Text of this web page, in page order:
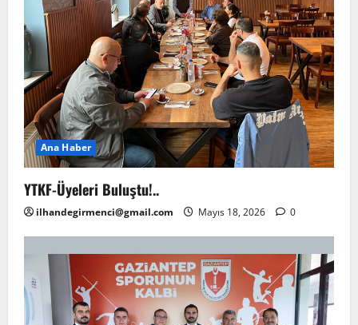
Ana Haber
YTKF-Üyeleri Buluştu!..
ilhandegirmenci@gmail.com Mayıs 18, 2026 0